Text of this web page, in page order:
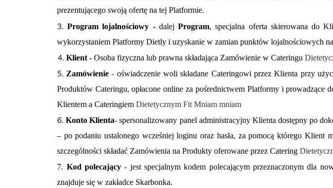
prezentującego swoją ofertę na tej Platformie.
3.Program lojalnościowy - dalejProgram, specjalna oferta skierowana do
wykorzystaniem Platformy Dietly i uzyskanie w zamian punktów lojalnościowych
4. Klient - Osoba fizyczna lub prawna składająca Zamówienie w Cateringu
5. Zamówienie- oświadczenie woli składane Cateringowi przez Klienta przy
Produktów Cateringu, opłacone online za pośrednictwem Platformy i prowadzące
Klientem a Cateringiem Dietetycznym Fit Mniam mniam
6.Konto Klienta- spersonalizowany panel administracyjny Klienta dostępny po
– po podaniu ustalonego wcześniej loginu oraz hasła, za pomocą którego Klient
szczególności składać Zamówienia na Produkty oferowane przez Catering
7. Kod polecający- jest specjalnym kodem polecającym przeznaczonym dla
znajduje się w zakładce Skarbonka.